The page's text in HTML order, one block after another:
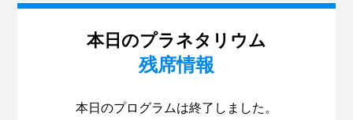
本日のプラネタリウム
残席情報
本日のプログラムは終了しました。